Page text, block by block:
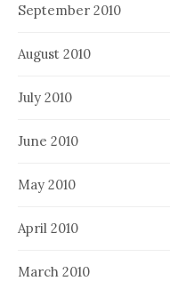
September 2010
August 2010
July 2010
June 2010
May 2010
April 2010
March 2010